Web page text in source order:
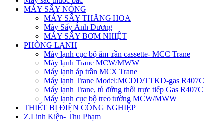
MÁY SẤY NÓNG
MÁY SẤY THĂNG HOA
Máy Sấy Ánh Dương
MÁY SẤY BƠM NHIỆT
PHÒNG LẠNH
Máy lạnh cục bộ âm trần cassette- MCC Trane
Máy lạnh Trane MCW/MWW
Máy lạnh áp trần MCX Trane
Máy lạnh Trane Model:MCDD/TTKD-gas R407C
Máy lạnh Trane, tủ đứng thổi trực tiếp Gas R407C
Máy lạnh cục bộ treo tường MCW/MWW
THIẾT BỊ ĐIỆN CÔNG NGHIỆP
Z.Linh Kiện- Thu Phạm